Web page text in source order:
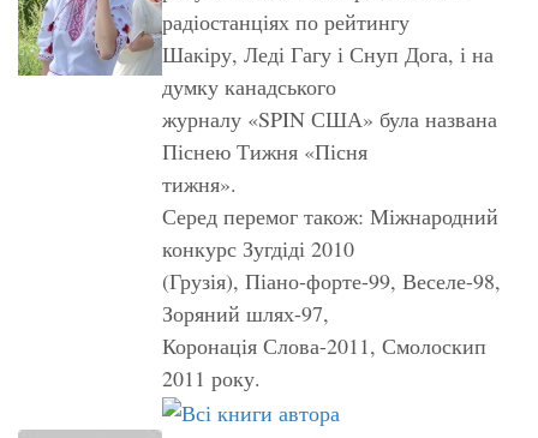
радіостанціях по рейтингу
Шакіру, Леді Гагу і Снуп Дога, і на
думку канадського
журналу «SPIN США» була названа
Піснею Тижня «Пісня
тижня».
Серед перемог також: Міжнародний
конкурс Зугдіді 2010
(Грузія), Піано-форте-99, Веселе-98,
Зоряний шлях-97,
Коронація Слова-2011, Смолоскип
2011 року.